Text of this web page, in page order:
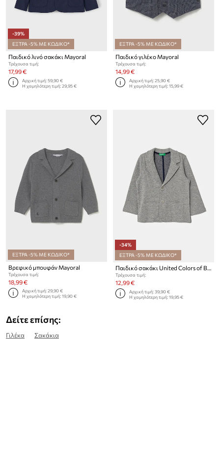
-39%
ΕΞΤΡΑ -5% ΜΕ ΚΩΔΙΚΟ*
Παιδικό λινό σακάκι Mayoral
Τρέχουσα τιμή:
17,99 €
Αρχική τιμή:59,90 €
Η χαμηλότερη τιμή:29,95 €
ΕΞΤΡΑ -5% ΜΕ ΚΩΔΙΚΟ*
Παιδικό γιλέκο Mayoral
Τρέχουσα τιμή:
14,99 €
Αρχική τιμή:25,90 €
Η χαμηλότερη τιμή:15,99 €
ΕΞΤΡΑ -5% ΜΕ ΚΩΔΙΚΟ*
Βρεφικό μπουφάν Mayoral
Τρέχουσα τιμή:
18,99 €
Αρχική τιμή:29,90 €
Η χαμηλότερη τιμή:19,90 €
-34%
ΕΞΤΡΑ -5% ΜΕ ΚΩΔΙΚΟ*
Παιδικό σακάκι United Colors of Benetton
Τρέχουσα τιμή:
12,99 €
Αρχική τιμή:39,90 €
Η χαμηλότερη τιμή:19,95 €
Δείτε επίσης:
Γιλέκα Σακάκια